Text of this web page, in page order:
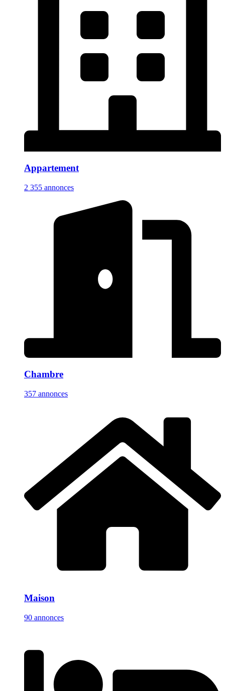
Appartement
2 355 annonces
Chambre
357 annonces
Maison
90 annonces